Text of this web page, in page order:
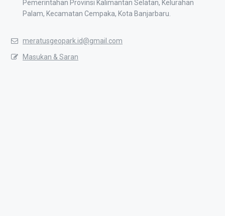
Pemerintahan Provinsi Kalimantan Selatan, Kelurahan
Palam, Kecamatan Cempaka, Kota Banjarbaru.
meratusgeopark.id@gmail.com
Masukan & Saran